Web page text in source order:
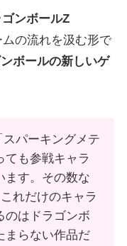
ゴンボールZ
の流れを汲む形で
ボールの新しいゲ
パーキングメテ
ても参戦キャラ
ます。その数な
れだけのキャラ
のはドラゴンボ
まらない作品だ